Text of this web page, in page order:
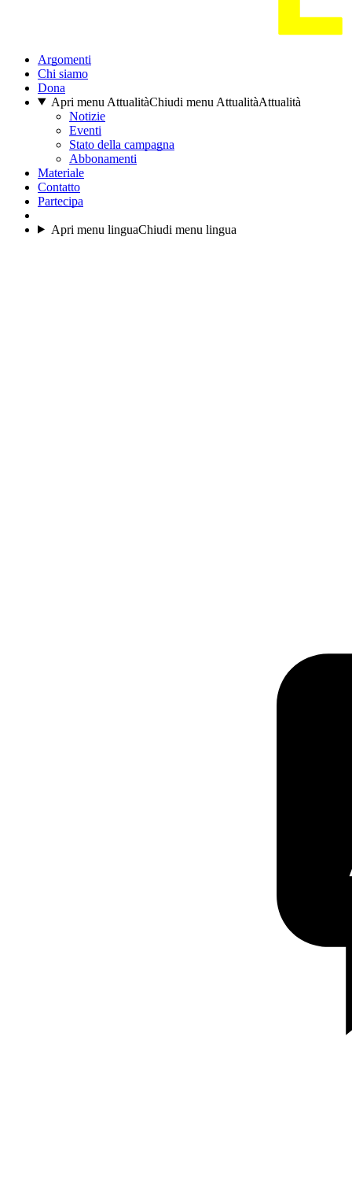
Argomenti
Chi siamo
Dona
Apri menu AttualitàChiudi menu AttualitàAttualità
Notizie
Eventi
Stato della campagna
Abbonamenti
Materiale
Contatto
Partecipa
Apri menu linguaChiudi menu lingua